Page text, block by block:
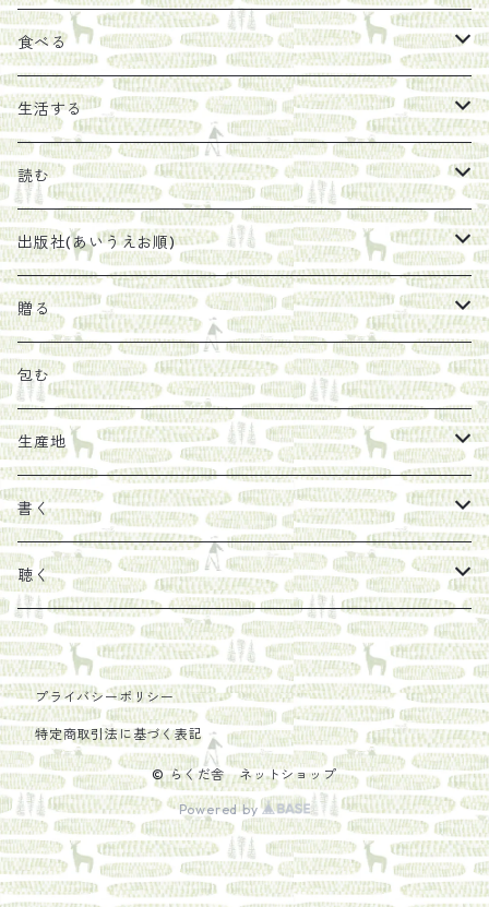
お茶
エキス
珈琲豆
太山寺珈琲焙煎室
食べる
ジャム
うめぼし
塩
オリーブオイル
その他
マスコバド糖
しょうがパウダー
野菜・果物
新しょうが
レモン
生活する
エコラップ
石けん
ヘチマたわし
陶器
馬目隆宏
絵
タンブラー
読む
刊行から時間が経ったけれど、長く売り続けたい一冊
贈り物に勧めたい絵本
紀伊半島ブックマルシェ関連本
らくだ舎出帆室の参考本など
新刊では販売しづらくなった本を巡らせて
古本や自由価格本から探す
出版社(あいうえお順)
らくだ舎出帆室
リトルプレス
mario books
タイドラー
Sakumag
地下BOOKS
疋田千里
PHILOSOPHIA
椋本悠哉
AIT PRESS
海外出版社
古本
あ行
明石書店
赤々舎
亜紀書房
あさやけ出版
朝日出版社
か行
偕成社
笠間書院
柏書房
KADOKAWA
さ行
里山社
左右社
猿江商會
た行
大和書房
田畑書店
な行
夏葉社
贈る
包装
ギフトセット
カレンダー
カップ
ステッカー
包む
生産地
色川
そこそこ農園
農家民泊JUGEM
だものみち
安田農園
フィリピン
パレスチナ
インドネシア
メキシコ
書く
カムワッカ
らくだ舎
ポストカード
聴く
里
COLECTIVO ALTEPE
プライバシーポリシー
特定商取引法に基づく表記
© らくだ舎 ネットショップ
Powered by